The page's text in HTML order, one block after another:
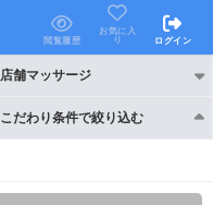
閲覧履歴
お気に入
り
ログイン
店舗マッサージ
こだわり条件で絞り込む
こだわり条件で絞り込む